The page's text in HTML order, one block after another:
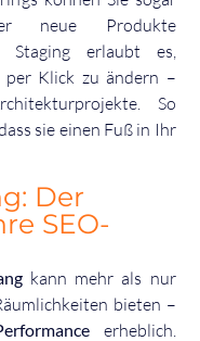
neue Produkte
Staging erlaubt es,
Klick zu ändern –
So
sie einen Fuß in Ihr
Der
SEO-
kann mehr als nur
bieten –
erheblich.